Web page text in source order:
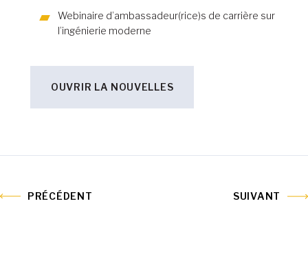
Webinaire d’ambassadeur(rice)s de carrière sur
l’ingénierie moderne
OUVRIR LA NOUVELLES
PRÉCÉDENT SUIVANT